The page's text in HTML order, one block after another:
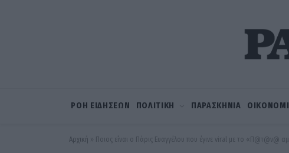
ΡΟΗ ΕΙΔΗΣΕΩΝ ΠΟΛΙΤΙΚΗ ΠΑΡΑΣΚΗΝΙΑ
Αρχική » Ποιος είναι ο Πάρις Ευαγγέλου που έγινε viral με το «Π@τ@ν@